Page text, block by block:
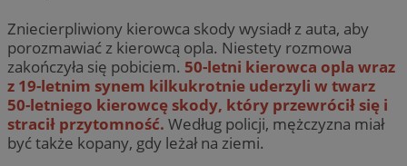
Zniecierpliwiony kierowca skody wysiadł z auta, aby
porozmawiać z kierowcą opla. Niestety rozmowa
zakończyła się pobiciem. 50-letni kierowca opla wraz
z 19-letnim synem kilkukrotnie uderzyli w twarz
50-letniego kierowcę skody, który przewrócił się i
stracił przytomność. Według policji, mężczyzna miał
być także kopany, gdy leżał na ziemi.